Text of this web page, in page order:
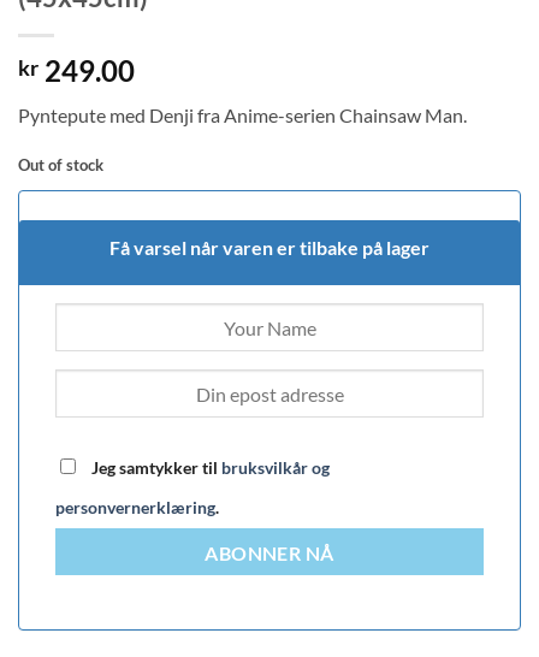
kr 249.00
Pyntepute med Denji fra Anime-serien Chainsaw Man.
Out of stock
Få varsel når varen er tilbake på lager
Jeg samtykker til bruksvilkår og
personvernerklæring.
ABONNER NÅ